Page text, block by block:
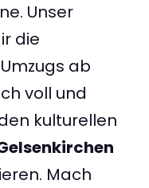
Unser
die
ab
voll und
kulturellen
Mach